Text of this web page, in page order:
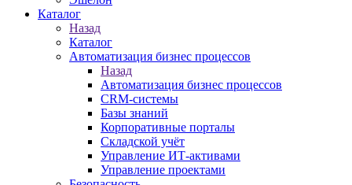
Каталог
Назад
Каталог
Автоматизация бизнес процессов
Назад
Автоматизация бизнес процессов
CRM-системы
Базы знаний
Корпоративные порталы
Складской учёт
Управление ИТ-активами
Управление проектами